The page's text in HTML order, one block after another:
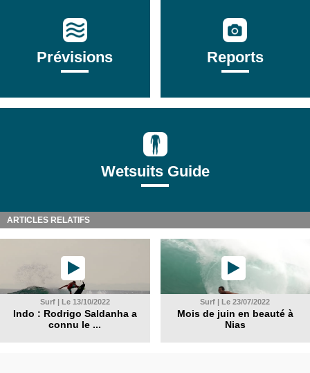
Prévisions Reports
Wetsuits Guide
ARTICLES RELATIFS
Surf | Le 13/10/2022
Indo : Rodrigo Saldanha a
connu le ...
Surf | Le 23/07/2022
Mois de juin en beauté à
Nias